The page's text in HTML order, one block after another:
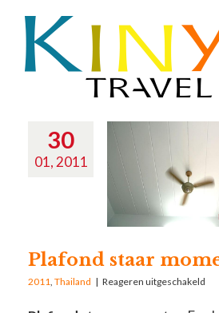
30
01, 2011
Plafond staar
2011 ,Thailand | Reageren uitgeschakeld